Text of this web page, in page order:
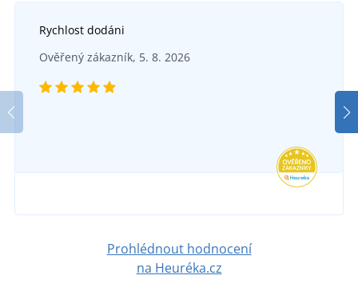
Rychlost dodáni
Ověřený zákazník, 5. 8. 2026
Prohlédnout hodnocení
na Heuréka.cz